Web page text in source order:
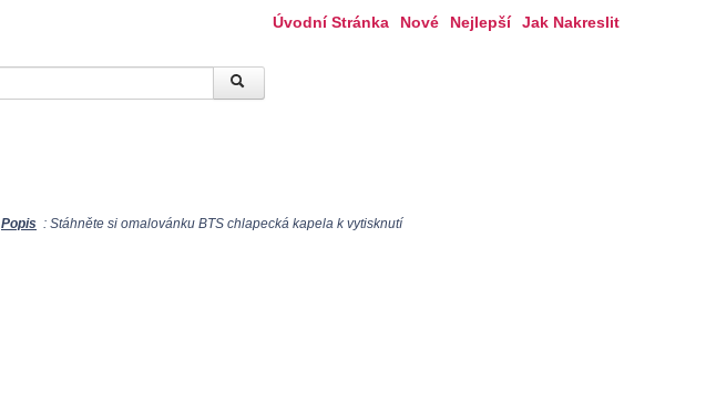
Úvodní Stránka Nové Nejlepší Jak Nakreslit
Popis : Stáhněte si omalovánku BTS chlapecká kapela k vytisknutí